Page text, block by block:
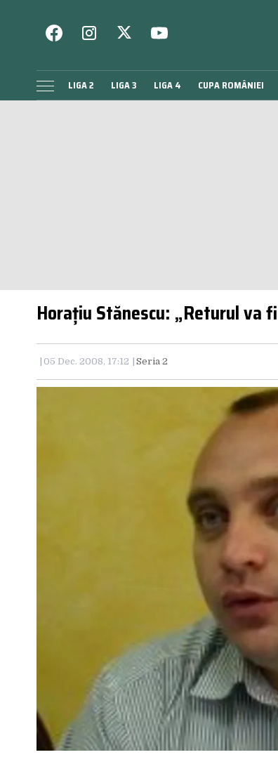
LIGA 2 LIGA 3 LIGA 4 CUPA ROMÂNIEI
Horațiu Stănescu: „Returul va
05 Dec. 2008, 17:12 Seria 2